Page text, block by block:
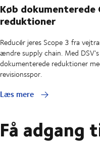
Køb dokumenterede
reduktioner
Reducér jeres Scope 3 fra
ændre supply chain. Med
dokumenterede reduktioner
revisionsspor.
Læs mere
Få